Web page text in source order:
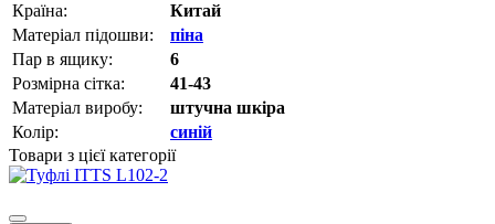
Країна:
Китай
Матеріал підошви:
піна
Пар в ящику:
6
Розмірна сітка:
41-43
Матеріал виробу:
штучна шкіра
Колір:
синій
Товари з цієї категорії